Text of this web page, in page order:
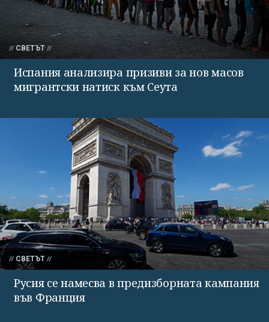
СВЕТЪТ
Испания анализира призиви за нов масов
мигрантски натиск към Сеута
СВЕТЪТ
Русия се намесва в предизборната кампания
във Франция